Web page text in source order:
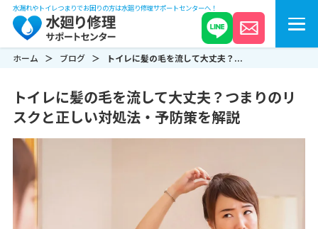
水漏れやトイレつまりでお困りの方は水廻り修理サポートセンターへ！
ホーム ブログ トイレに髪の毛を流して大丈夫？...
トイレに髪の毛を流して大丈夫？つまりのリ
スクと正しい対処法・予防策を解説